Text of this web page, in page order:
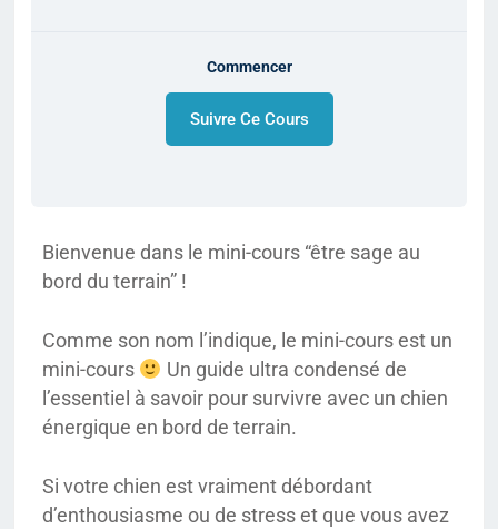
Commencer
Suivre Ce Cours
Bienvenue dans le mini-cours “être sage au
bord du terrain” !
Comme son nom l’indique, le mini-cours est un
mini-cours
Un guide ultra condensé de
l’essentiel à savoir pour survivre avec un chien
énergique en bord de terrain.
Si votre chien est vraiment débordant
d’enthousiasme ou de stress et que vous avez